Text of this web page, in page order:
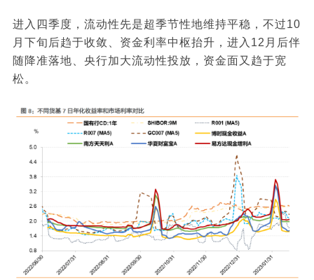
进入四季度，流动性先是超季节性地维持平稳，不过10
月下旬后趋于收敛、资金利率中枢抬升，进入12月后伴
随降准落地、央行加大流动性投放，资金面又趋于宽
松。